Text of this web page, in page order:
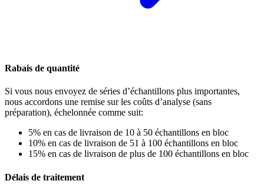
Rabais de quantité
Si vous nous envoyez de séries d’échantillons plus importantes,
nous accordons une remise sur les coûts d’analyse (sans
préparation), échelonnée comme suit:
5% en cas de livraison de 10 à 50 échantillons en bloc
10% en cas de livraison de 51 à 100 échantillons en bloc
15% en cas de livraison de plus de 100 échantillons en bloc
Délais de traitement